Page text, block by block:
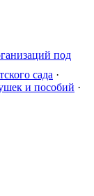
сада ·
и пособий ·